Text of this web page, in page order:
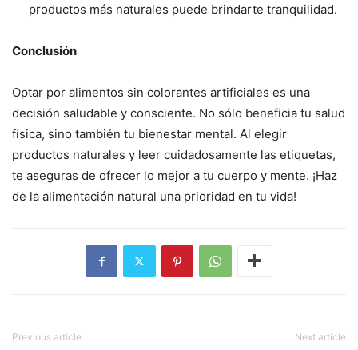
productos más naturales puede brindarte tranquilidad.
Conclusión
Optar por alimentos sin colorantes artificiales es una
decisión saludable y consciente. No sólo beneficia tu salud
física, sino también tu bienestar mental. Al elegir
productos naturales y leer cuidadosamente las etiquetas,
te aseguras de ofrecer lo mejor a tu cuerpo y mente. ¡Haz
de la alimentación natural una prioridad en tu vida!
Previous article Next article